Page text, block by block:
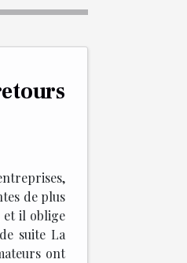
de plus
et il oblige
suite La
ont